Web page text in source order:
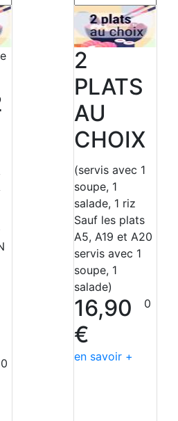
2
PLATS
AU
CHOIX
(servis avec 1
soupe, 1
salade, 1 riz
Sauf les plats
A5, A19 et A20
servis avec 1
soupe, 1
salade)
16,90
€
en savoir +
0